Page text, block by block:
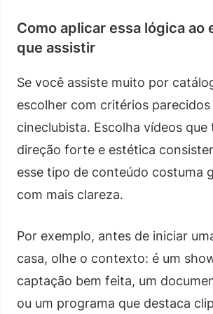
Como aplicar essa lógica ao
que assistir
Se você assiste muito por
escolher com critérios
cineclubista. Escolha vídeos que
direção forte e estética
esse tipo de conteúdo costuma
com mais clareza.
Por exemplo, antes de iniciar
casa, olhe o contexto: é um
captação bem feita, um
ou um programa que destaca